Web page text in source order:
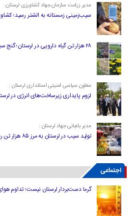
مدیر زراعت سازمان جهاد کشاورزی لرستان:
سیب‌زمینی زمستانه به الشتر رسید؛
۲۸ هزار تن گیاه دارویی در لرستان؛ گنج سبز استان هنوز خام می‌ماند؟
معاون سیاسی امنیتی استانداری لرستان :
لزوم پایداری زیرساخت‌های انرژی در
مدیر باغبانی جهاد لرستان :
تولید سیب در لرستان به مرز ۸۵ هزار تن رسید
اجتماعی
گرما دست‌بردار لرستان نیست؛ تداوم